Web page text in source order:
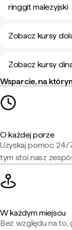
ringgit malezyjski
Zobacz kursy
Zobacz kursy
Wsparcie, na
O każdej porze
Uzyskaj pomoc 24/
tym stoi nasz
W każdym miejscu
Bez względu na to,